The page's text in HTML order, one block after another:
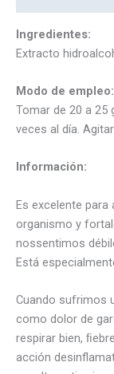
Ingredientes:
Extracto
Modo de empleo:
Tomar de 20 a 25
veces al día.
Información:
Es excelente
organismo y
nossentimos
Está
Cuando sufrimos
como dolor de
respirar bien,
acción